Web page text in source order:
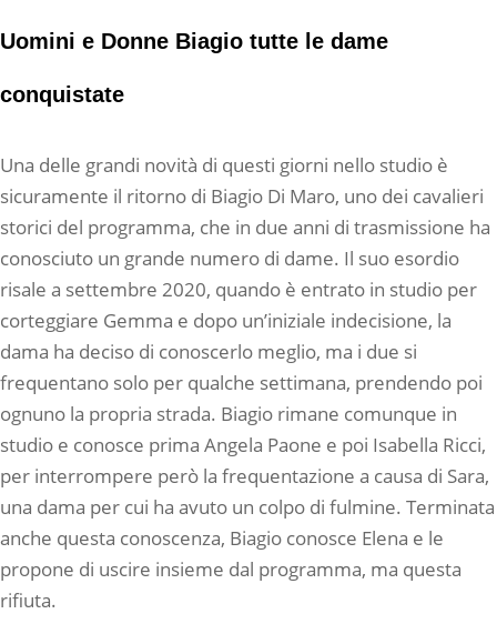
Uomini e Donne Biagio tutte le dame
conquistate
Una delle grandi novità di questi giorni nello studio è
sicuramente il ritorno di Biagio Di Maro, uno dei cavalieri
storici del programma, che in due anni di trasmissione ha
conosciuto un grande numero di dame. Il suo esordio
risale a settembre 2020, quando è entrato in studio per
corteggiare Gemma e dopo un’iniziale indecisione, la
dama ha deciso di conoscerlo meglio, ma i due si
frequentano solo per qualche settimana, prendendo poi
ognuno la propria strada. Biagio rimane comunque in
studio e conosce prima Angela Paone e poi Isabella Ricci,
per interrompere però la frequentazione a causa di Sara,
una dama per cui ha avuto un colpo di fulmine. Terminata
anche questa conoscenza, Biagio conosce Elena e le
propone di uscire insieme dal programma, ma questa
rifiuta.